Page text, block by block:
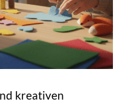
kreativen